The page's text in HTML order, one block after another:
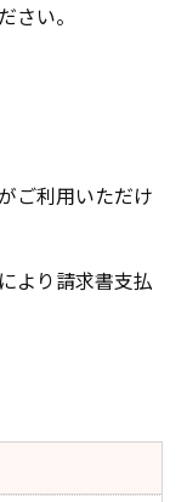
さい。
ご利用いただけ
より請求書支払